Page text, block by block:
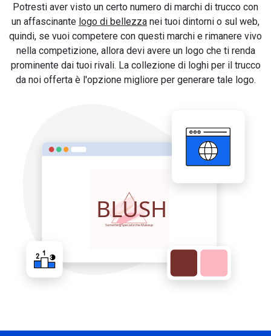
Potresti aver visto un certo numero di marchi di trucco con
un affascinante logo di bellezza nei tuoi dintorni o sul web,
quindi, se vuoi competere con questi marchi e rimanere vivo
nella competizione, allora devi avere un logo che ti renda
prominente dai tuoi rivali. La collezione di loghi per il trucco
da noi offerta è l'opzione migliore per generare tale logo.